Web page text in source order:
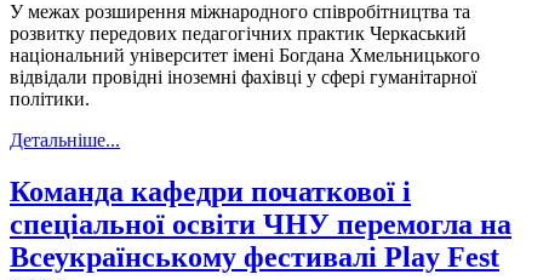
У межах розширення міжнародного співробітництва та
розвитку передових педагогічних практик Черкаський
національний університет імені Богдана Хмельницького
відвідали провідні іноземні фахівці у сфері гуманітарної
політики.
Детальніше...
Команда кафедри початкової і
спеціальної освіти ЧНУ перемогла на
Всеукраїнському фестивалі Play Fest